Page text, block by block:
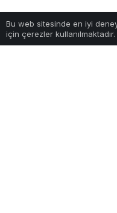
Bu web sitesinde en iyi
için çerezler kullanılmaktadır.
Anasayfa